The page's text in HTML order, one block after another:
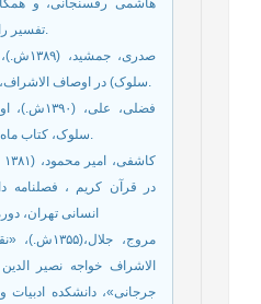
‏تفسير راهنما، قم: ‏بوستان كتاب.
صدری،
سلوک) در اوصاف الاشراف، آفاق دین، دوره 1، ش۲.
فضلی،
سلوک، کتاب ماه فلسفه، دوره10، ش۴۳.
در قرآن کریم ، فصلنامه
انسانی تهران، دوره ۵۳ ، شماره ۱۶۳ و
مروج،
الاشراف خواجه نصیر
جرجانی»، دانشکده ادبیات